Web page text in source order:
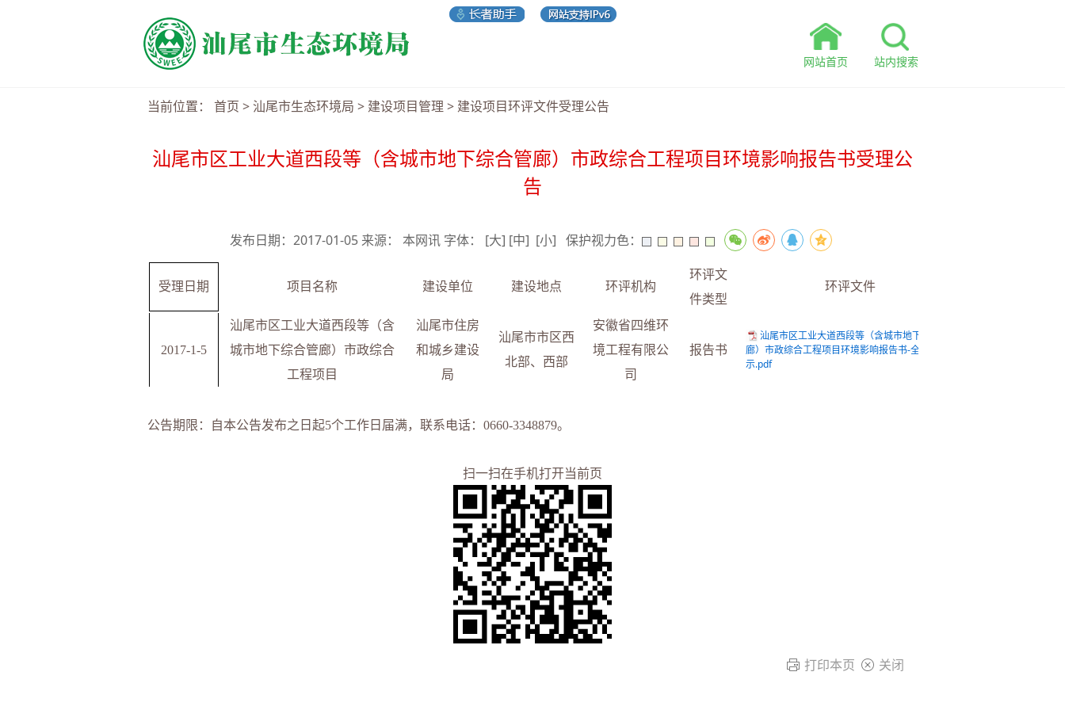
网站首页 站内搜索
当前位置： 首页 > 汕尾市生态环境局 > 建设项目管理 > 建设项目环评文件受理公告
汕尾市区工业大道西段等（含城市地下综合管廊）市政综合工程项目环境影响报告书受理公
告
发布日期：2017-01-05 来源： 本网讯 字体： [大] [中] [小] 保护视力色：
受理日期 项目名称 建设单位 建设地点 环评机构
环评文
件类型
环评文件
201 7-1-5
汕尾市区工业大道西段等（含
城市地下综合管廊）市政综合
工程项目
汕尾市住房
和城乡建设
局
汕尾市市区西
北部、西部
安徽省四维环
境工程有限公
司
报告书
汕尾市区工业大道西段等（含城市地下综合管
廊）市政综合工程项目环境影响报告书-全本公
示.pdf
公告期限：自本公告发布之日起5个工作日届满，联系电话： 0660-3348879。
扫一扫在手机打开当前页
打印本页 关闭